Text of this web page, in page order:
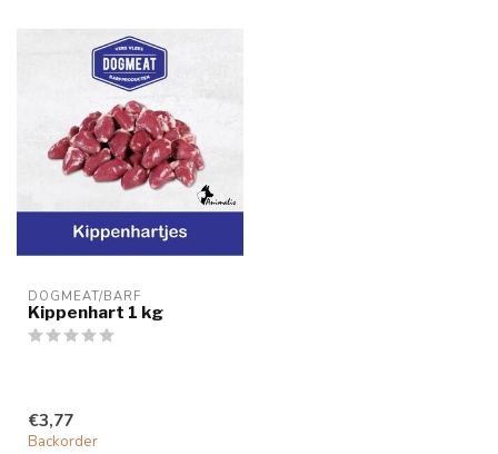
DOGMEAT/BARF
Kippenhart 1 kg
€3,77
Backorder